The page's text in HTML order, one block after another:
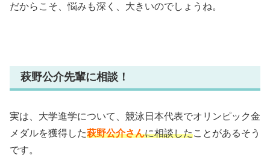
だからこそ、悩みも深く、大きいのでしょうね。
萩野公介先輩に相談！
実は、大学進学について、競泳日本代表でオリンピック金
メダルを獲得した萩野公介さんに相談したことがあるそう
です。